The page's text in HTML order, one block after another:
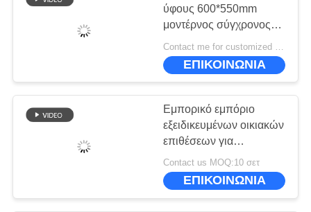
ΠΟΛΙΤΙΚΉ
ΜΥΣΤΙΚΌΤΗΤΑΣ
ύφους 600*550mm
μοντέρνος σύγχρονος
για το ODM καθιστικών
Contact me for customized MOQ:10
ΕΠΙΚΟΙΝΩΝΙΑ
Εμπορικό εμπόριο
εξειδικευμένων οικιακών
επιθέσεων για
ξενοδοχεία
Contact us MOQ:10 σετ
ΕΠΙΚΟΙΝΩΝΙΑ